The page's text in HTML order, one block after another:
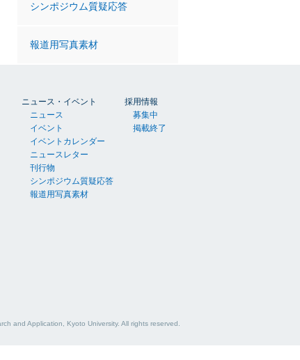
シンポジウム質疑応答
報道用写真素材
ニュース・イベント
ニュース
イベント
イベントカレンダー
ニュースレター
刊行物
シンポジウム質疑応答
報道用写真素材
採用情報
募集中
掲載終了
and Application, Kyoto University. All rights reserved.